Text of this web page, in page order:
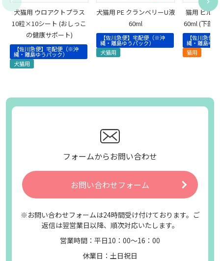
犬猫用 ウロアクトプラス
10粒×10シート (おしっこ
の健康サポート)
【佐川急便】宅配便（※沖
縄・離島ゆうパック）
犬猫用
犬猫用 PE クランベリーU液
60ml
【佐川急便】宅配便（※沖
縄・離島ゆうパック）
犬猫用
猫用 ビル
60ml (下部
【佐川急便
縄・離島ゆ
猫用
フォームからお問い合わせ
お問い合わせフォーム
※お問い合わせフォームは24時間受け付けております。ご
返信は翌営業日以降、順次対応いたします。
営業時間：平日10：00～16：00
休業日：土日祝日